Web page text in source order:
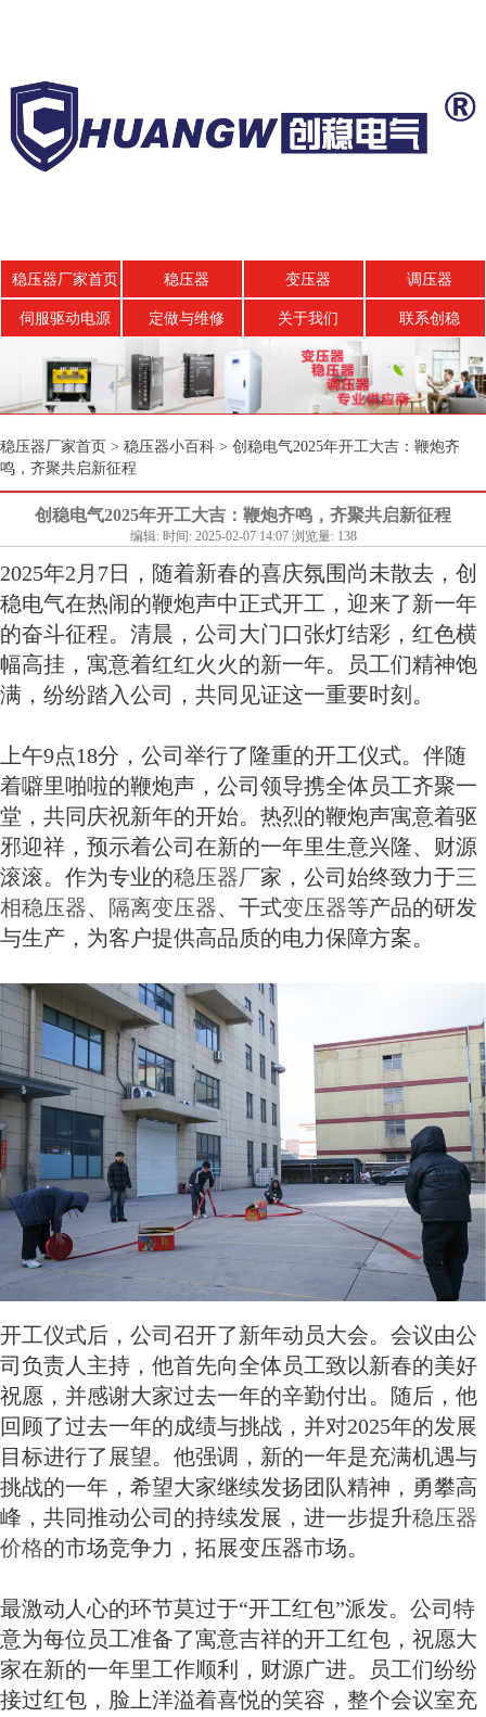
稳压器厂家首页 稳压器 变压器 调压器
伺服驱动电源 定做与维修 关于我们 联系创稳
稳压器厂家首页 > 稳压器小百科 > 创稳电气2025年开工大吉：鞭炮齐
鸣，齐聚共启新征程
创稳电气2025年开工大吉：鞭炮齐鸣，齐聚共启新征程
编辑: 时间: 2025-02-07 14:07 浏览量: 138
2025年2月7日，随着新春的喜庆氛围尚未散去，创
稳电气在热闹的鞭炮声中正式开工，迎来了新一年
的奋斗征程。清晨，公司大门口张灯结彩，红色横
幅高挂，寓意着红红火火的新一年。员工们精神饱
满，纷纷踏入公司，共同见证这一重要时刻。
上午9点18分，公司举行了隆重的开工仪式。伴随
着噼里啪啦的鞭炮声，公司领导携全体员工齐聚一
堂，共同庆祝新年的开始。热烈的鞭炮声寓意着驱
邪迎祥，预示着公司在新的一年里生意兴隆、财源
滚滚。作为专业的稳压器厂家，公司始终致力于三
相稳压器、 隔离变压器、干式变压器等产品的研发
与生产，为客户提供高品质的电力保障方案。
开工仪式后，公司召开了新年动员大会。会议由公
司负责人主持，他首先向全体员工致以新春的美好
祝愿，并感谢大家过去一年的辛勤付出。随后，他
回顾了过去一年的成绩与挑战，并对2025年的发展
目标进行了展望。他强调，新的一年是充满机遇与
挑战的一年，希望大家继续发扬团队精神，勇攀高
峰，共同推动公司的持续发展，进一步提升稳压器
价格的市场竞争力，拓展变压器市场。
最激动人心的环节莫过于“开工红包”派发。公司特
意为每位员工准备了寓意吉祥的开工红包，祝愿大
家在新的一年里工作顺利，财源广进。员工们纷纷
接过红包，脸上洋溢着喜悦的笑容，整个会议室充